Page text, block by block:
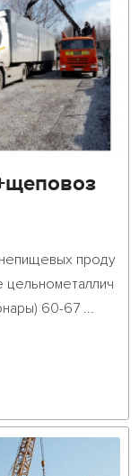
проду
цельнометаллич
60-67 ...